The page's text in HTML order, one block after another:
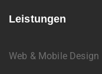
Leistungen
Web & Mobile Design